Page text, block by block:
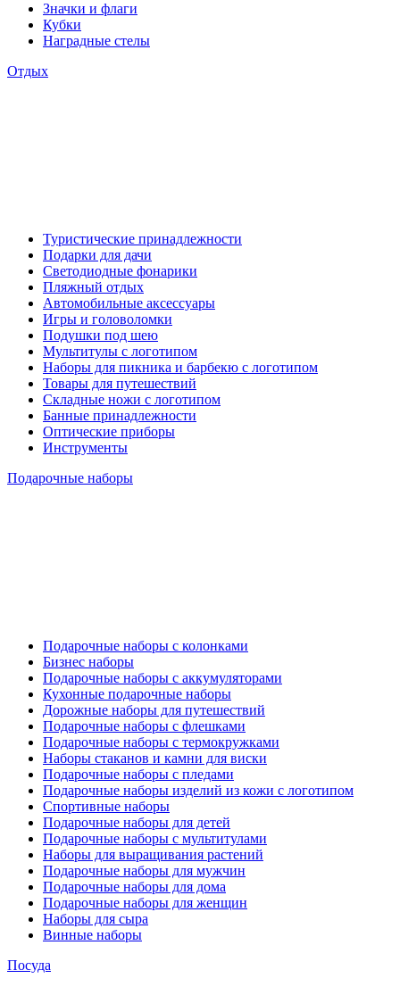
Значки и флаги
Кубки
Наградные стелы
Отдых
Туристические принадлежности
Подарки для дачи
Светодиодные фонарики
Пляжный отдых
Автомобильные аксессуары
Игры и головоломки
Подушки под шею
Мультитулы с логотипом
Наборы для пикника и барбекю с логотипом
Товары для путешествий
Складные ножи с логотипом
Банные принадлежности
Оптические приборы
Инструменты
Подарочные наборы
Подарочные наборы с колонками
Бизнес наборы
Подарочные наборы с аккумуляторами
Кухонные подарочные наборы
Дорожные наборы для путешествий
Подарочные наборы с флешками
Подарочные наборы с термокружками
Наборы стаканов и камни для виски
Подарочные наборы с пледами
Подарочные наборы изделий из кожи с логотипом
Спортивные наборы
Подарочные наборы для детей
Подарочные наборы с мультитулами
Наборы для выращивания растений
Подарочные наборы для мужчин
Подарочные наборы для дома
Подарочные наборы для женщин
Наборы для сыра
Винные наборы
Посуда